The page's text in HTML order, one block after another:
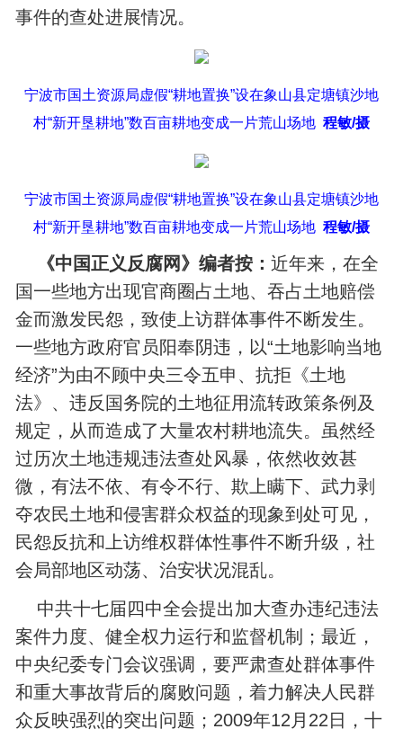
事件的查处进展情况。
宁波市国土资源局虚假“耕地置换”设在象山县定塘镇沙地
村“新开垦耕地”数百亩耕地变成一片荒山场地 程敏/摄
宁波市国土资源局虚假“耕地置换”设在象山县定塘镇沙地
村“新开垦耕地”数百亩耕地变成一片荒山场地 程敏/摄
《中国正义反腐网》编者按：近年来，在全
国一些地方出现官商圈占土地、吞占土地赔偿
金而激发民怨，致使上访群体事件不断发生。
一些地方政府官员阳奉阴违，以“土地影响当地
经济”为由不顾中央三令五申、抗拒《土地
法》、违反国务院的土地征用流转政策条例及
规定，从而造成了大量农村耕地流失。虽然经
过历次土地违规违法查处风暴，依然收效甚
微，有法不依、有令不行、欺上瞒下、武力剥
夺农民土地和侵害群众权益的现象到处可见，
民怨反抗和上访维权群体性事件不断升级，社
会局部地区动荡、治安状况混乱。
中共十七届四中全会提出加大查办违纪违法
案件力度、健全权力运行和监督机制；最近，
中央纪委专门会议强调，要严肃查处群体事件
和重大事故背后的腐败问题，着力解决人民群
众反映强烈的突出问题；2009年12月22日，十